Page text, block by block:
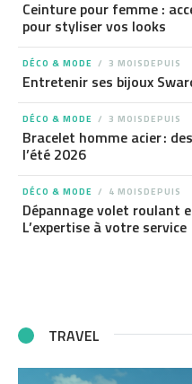
Ceinture pour femme :
pour styliser vos looks
DÉCO & MODE 3 MOISDEPUIS
Entretenir ses bijoux
DÉCO & MODE 3 MOISDEPUIS
Bracelet homme acier :
l’été 2026
DÉCO & MODE 4 MOISDEPUIS
Dépannage volet roulant
L’expertise à votre service
TRAVEL